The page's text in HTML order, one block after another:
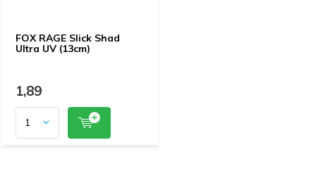
FOX RAGE Slick Shad
Ultra UV (13cm)
1,89